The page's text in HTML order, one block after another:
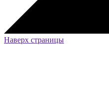
Наверх страницы